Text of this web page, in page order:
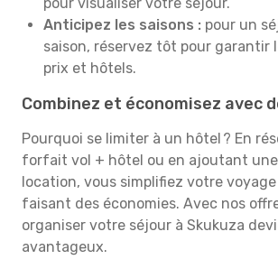
Anticipez les saisons : pour un
saison, réservez tôt pour garantir
prix et hôtels.
Combinez et économisez avec
Pourquoi se limiter à un hôtel ? En
forfait vol + hôtel ou en ajoutant
location, vous simplifiez votre
faisant des économies. Avec nos
organiser votre séjour à Skukuza
avantageux.